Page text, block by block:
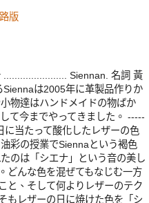
版
....................... Siennan. 名詞 黃
は2005年に革製品作りか
物達はハンドメイドの物ばか
て今までやってきました。 -----
当たって酸化したレザーの色
彩の授業でSiennaという褐色
のは「シエナ」という音の美し
どんな色を混ぜてもなじむ一方
と、そして何よりレザーのテク
もレザーの日に焼けた色を「シ